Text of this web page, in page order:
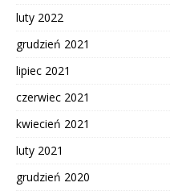
luty 2022
grudzień 2021
lipiec 2021
czerwiec 2021
kwiecień 2021
luty 2021
grudzień 2020